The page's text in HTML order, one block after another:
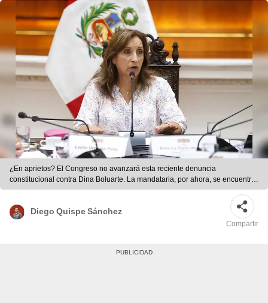
¿En aprietos? El Congreso no avanzará esta reciente denuncia
constitucional contra Dina Boluarte. La mandataria, por ahora, se encuentra
a salvo.
Diego Quispe Sánchez
Compartir